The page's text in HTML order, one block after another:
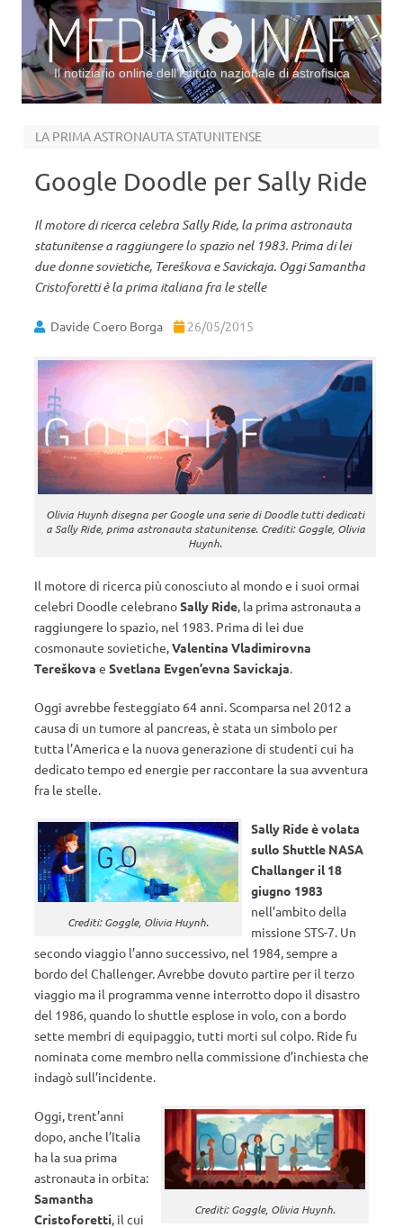
Il notiziario online dell’Istituto nazionale di astrofisica
LA PRIMA ASTRONAUTA STATUNITENSE
Google Doodle per Sally Ride
Il motore di ricerca celebra Sally Ride, la prima astronauta
statunitense a raggiungere lo spazio nel 1983. Prima di lei
due donne sovietiche, Tereškova e Savickaja. Oggi Samantha
Cristoforetti è la prima italiana fra le stelle
Davide Coero Borga 26/05/2015
Olivia Huynh disegna per Google una serie di Doodle tutti dedicati
a Sally Ride, prima astronauta statunitense. Crediti: Goggle, Olivia
Huynh.
Il motore di ricerca più conosciuto al mondo e i suoi ormai
celebri Doodle celebranoSally Ride, la prima astronauta a
raggiungere lo spazio, nel 1983. Prima di lei due
cosmonaute sovietiche,Valentina Vladimirovna
Tereškova e Svetlana Evgen’evna Savickaja.
Oggi avrebbe festeggiato 64 anni. Scomparsa nel 2012 a
causa di un tumore al pancreas, è stata un simbolo per
tutta l’America e la nuova generazione di studenti cui ha
dedicato tempo ed energie per raccontare la sua avventura
fra le stelle.
Crediti: Goggle, Olivia Huynh.
Sally Ride è volata
sullo Shuttle NASA
Challanger il 18
giugno 1983
nell’ambito della
missione STS-7. Un
secondo viaggio l’anno successivo, nel 1984, sempre a
bordo del Challenger. Avrebbe dovuto partire per il terzo
viaggio ma il programma venne interrotto dopo il disastro
del 1986, quando lo shuttle esplose in volo, con a bordo
sette membri di equipaggio, tutti morti sul colpo. Ride fu
nominata come membro nella commissione d’inchiesta che
indagò sull’incidente.
Crediti: Goggle, Olivia Huynh.
Oggi, trent’anni
dopo, anche l’Italia
ha la sua prima
astronauta in orbita:
Samantha
Cristoforetti, il cui